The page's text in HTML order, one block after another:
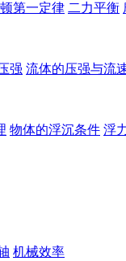
第一定律 二力平衡
强 流体的压强与流
物体的浮沉条件 浮
机械效率